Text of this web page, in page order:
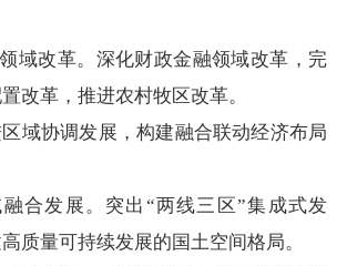
域改革。深化财政金融领域改革，完
改革，推进农村牧区改革。
域协调发展，构建融合联动经济布局
合发展。突出“两线三区”集成式发
质量可持续发展的国土空间格局。